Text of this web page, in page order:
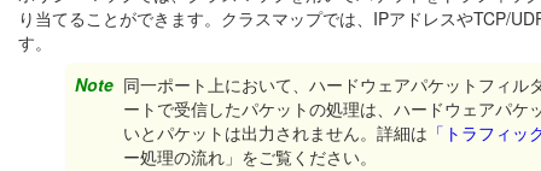
り当てることができます。クラスマップでは、IPアドレスやTCP/
す。
Note 同一ポート上において、ハードウェアパケットフィ
ートで受信したパケットの処理は、ハードウェアパ
いとパケットは出力されません。詳細は 「トラフィ
ー処理の流れ」をご覧ください。